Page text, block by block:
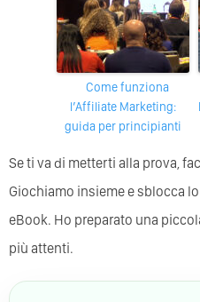
Come funziona
l’Affiliate Marketing:
guida per principianti
Se ti va di metterti alla prova,
Giochiamo insieme e sblocca lo
eBook. Ho preparato una
più attenti.